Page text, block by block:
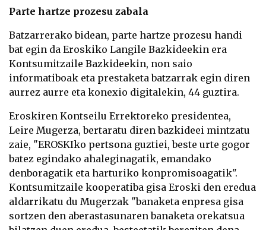
Parte hartze prozesu zabala
Batzarrerako bidean, parte hartze prozesu handi
bat egin da Eroskiko Langile Bazkideekin era
Kontsumitzaile Bazkideekin, non saio
informatiboak eta prestaketa batzarrak egin diren
aurrez aurre eta konexio digitalekin, 44 guztira.
Eroskiren Kontseilu Errektoreko presidentea,
Leire Mugerza, bertaratu diren bazkideei mintzatu
zaie, "EROSKIko pertsona guztiei, beste urte gogor
batez egindako ahaleginagatik, emandako
denboragatik eta harturiko konpromisoagatik".
Kontsumitzaile kooperatiba gisa Eroski den eredua
aldarrikatu du Mugerzak "banaketa enpresa gisa
sortzen den aberastasunaren banaketa orekatsua